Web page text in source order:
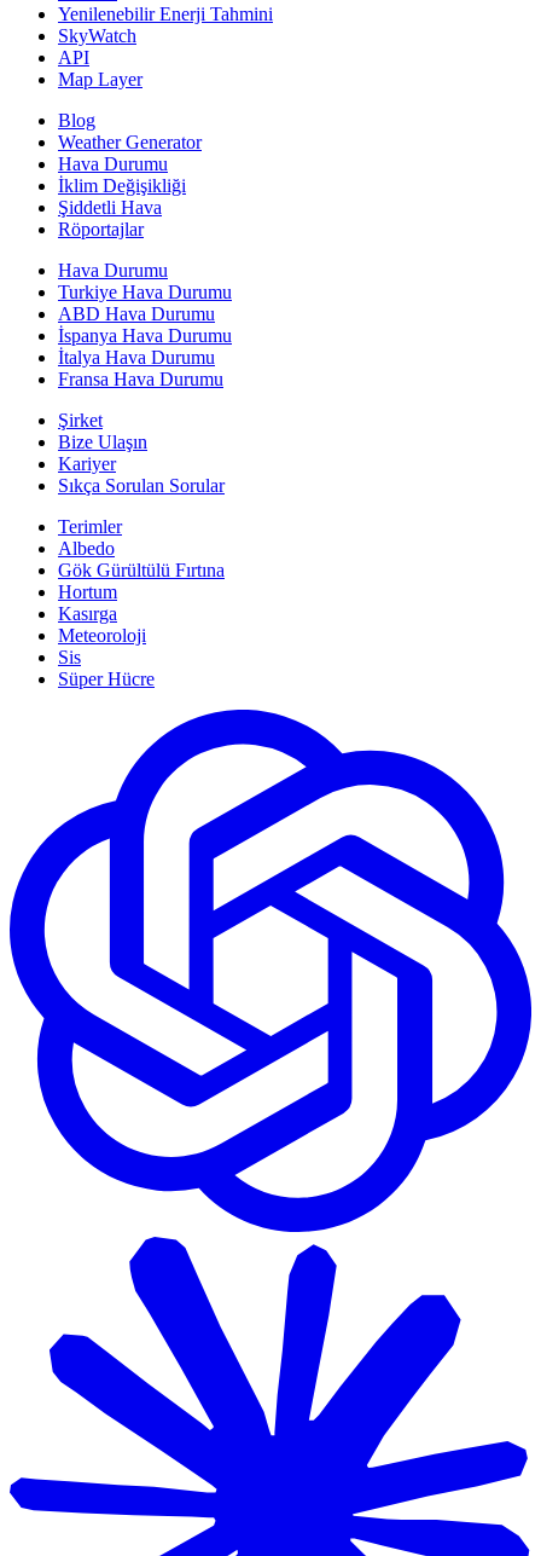
Yenilenebilir Enerji Tahmini
SkyWatch
API
Map Layer
Blog
Weather Generator
Hava Durumu
İklim Değişikliği
Şiddetli Hava
Röportajlar
Hava Durumu
Turkiye Hava Durumu
ABD Hava Durumu
İspanya Hava Durumu
İtalya Hava Durumu
Fransa Hava Durumu
Şirket
Bize Ulaşın
Kariyer
Sıkça Sorulan Sorular
Terimler
Albedo
Gök Gürültülü Fırtına
Hortum
Kasırga
Meteoroloji
Sis
Süper Hücre